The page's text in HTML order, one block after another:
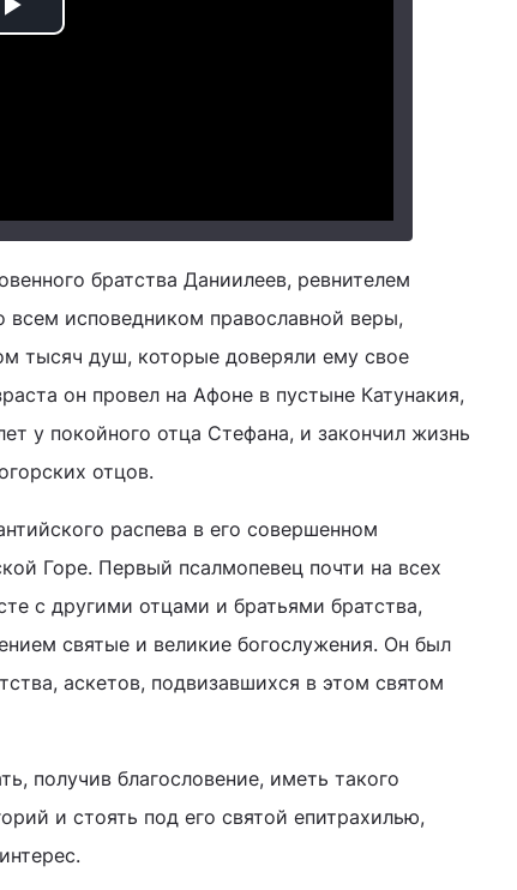
Play
братства Даниилеев, ревнителем
всем исповедником православной веры,
тысяч душ, которые доверяли ему свое
он провел на Афоне в пустыне Катунакия,
у покойного отца Стефана, и закончил жизнь
отцов.
распева в его совершенном
Горе. Первый псалмопевец почти на всех
с другими отцами и братьями братства,
святые и великие богослужения. Он был
аскетов, подвизавшихся в этом святом
получив благословение, иметь такого
и стоять под его святой епитрахилью,